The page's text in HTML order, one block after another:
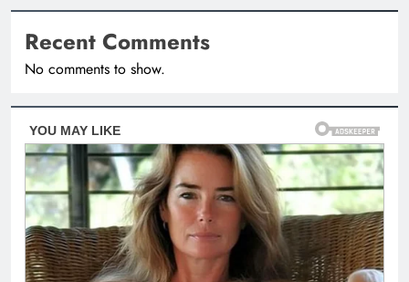
Recent Comments
No comments to show.